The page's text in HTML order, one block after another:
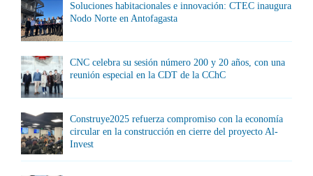
Soluciones habitacionales e innovación: CTEC inaugura
Nodo Norte en Antofagasta
CNC celebra su sesión número 200 y 20 años, con una
reunión especial en la CDT de la CChC
Construye2025 refuerza compromiso con la economía
circular en la construcción en cierre del proyecto Al-
Invest